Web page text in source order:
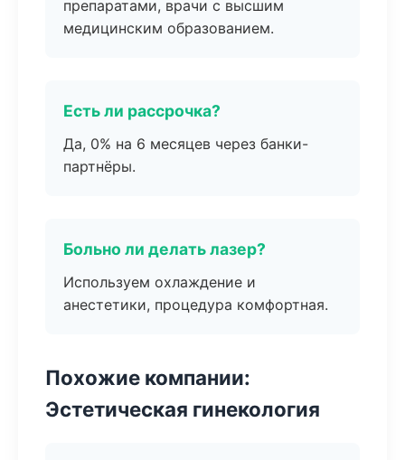
препаратами, врачи с высшим
медицинским образованием.
Есть ли рассрочка?
Да, 0% на 6 месяцев через банки-
партнёры.
Больно ли делать лазер?
Используем охлаждение и
анестетики, процедура комфортная.
Похожие компании:
Эстетическая гинекология